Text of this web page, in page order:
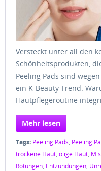
Versteckt unter all den
Schönheitsprodukten,
Peeling Pads sind
ein K-Beauty Trend.
Hautpflegeroutine
Mehr lesen
Tags: Peeling Pads, Peeling
trockene Haut, ölige Haut,
Rötungen, Entzündungen,